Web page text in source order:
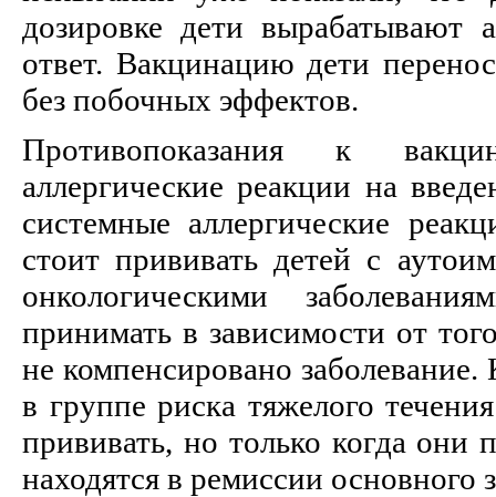
дозировке дети вырабатывают
ответ. Вакцинацию дети
без побочных эффектов.
Противопоказания к
аллергические реакции на
системные аллергические
стоит прививать детей с
онкологическими
принимать в зависимости от
не компенсировано
в группе риска тяжелого
прививать, но только когда
находятся в ремиссии основного